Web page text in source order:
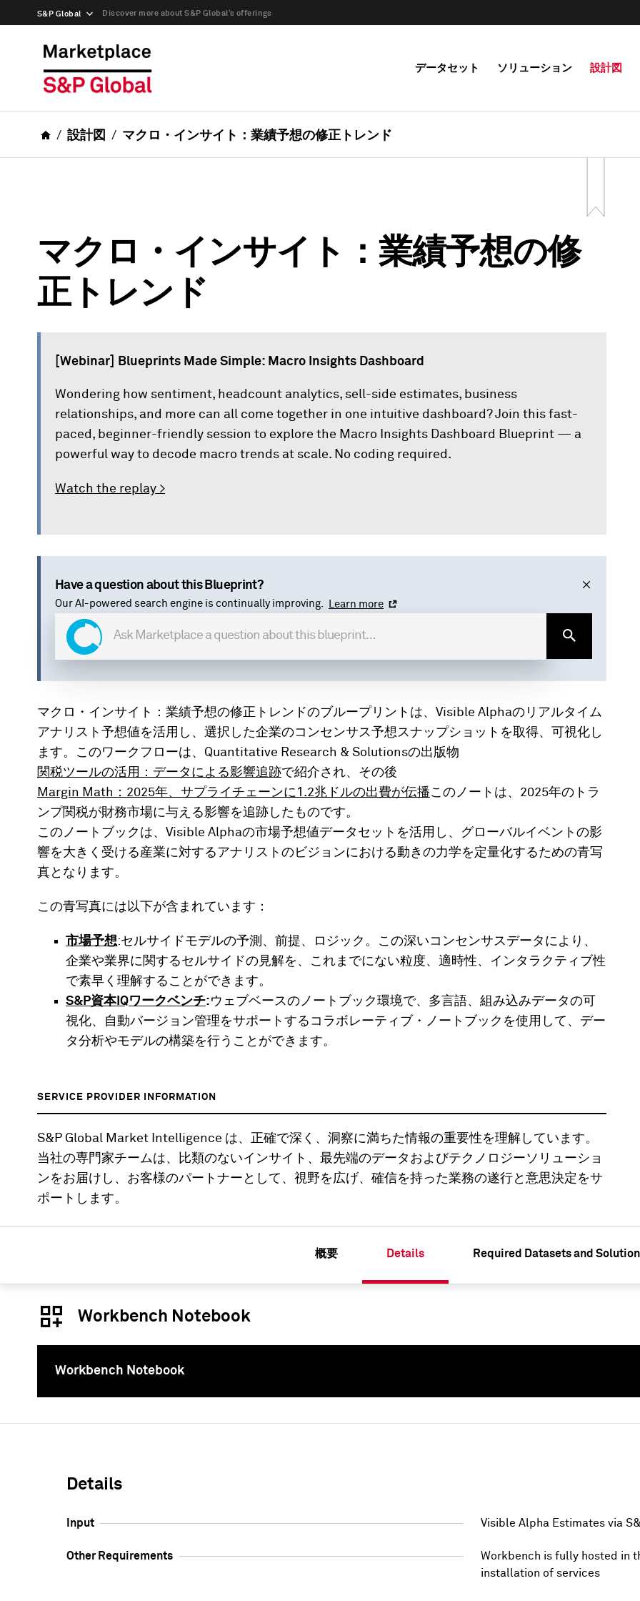
S&P Global Discover more about S&P Global’s offerings
データセット ソリューション 設計図
設計図 マクロ・インサイト：業績予想の修正トレンド
マクロ・インサイト：業績予想の修
正トレンド
[Webinar] Blueprints Made Simple: Macro Insights Dashboard
Wondering how sentiment, headcount analytics, sell-side estimates, business
relationships, and more can all come together in one intuitive dashboard? Join this fast-
paced, beginner-friendly session to explore the Macro Insights Dashboard Blueprint — a
powerful way to decode macro trends at scale. No coding required.
Watch the replay >
Have a question about this Blueprint?
Our AI-powered search engine is continually improving. Learn more
マクロ・インサイト：業績予想の修正トレンドのブループリントは、Visible Alphaのリアルタイム
アナリスト予想値を活用し、選択した企業のコンセンサス予想スナップショットを取得、可視化し
ます。このワークフローは、Quantitative Research & Solutionsの出版物
関税ツールの活用：データによる影響追跡で紹介され、その後
Margin Math：2025年、サプライチェーンに1.2兆ドルの出費が伝播このノートは、2025年のトラ
ンプ関税が財務市場に与える影響を追跡したものです。
このノートブックは、Visible Alphaの市場予想値データセットを活用し、グローバルイベントの影
響を大きく受ける産業に対するアナリストのビジョンにおける動きの力学を定量化するための青写
真となります。
この青写真には以下が含まれています：
市場予想:セルサイドモデルの予測、前提、ロジック。この深いコンセンサスデータにより、
企業や業界に関するセルサイドの見解を、これまでにない粒度、適時性、インタラクティブ性
で素早く理解することができます。
S&P資本IQワークベンチ:ウェブベースのノートブック環境で、多言語、組み込みデータの可
視化、自動バージョン管理をサポートするコラボレーティブ・ノートブックを使用して、デー
タ分析やモデルの構築を行うことができます。
SERVICE PROVIDER INFORMATION
S&P Global Market Intelligence は、正確で深く、洞察に満ちた情報の重要性を理解しています。
当社の専門家チームは、比類のないインサイト、最先端のデータおよびテクノロジーソリューショ
ンをお届けし、お客様のパートナーとして、視野を広げ、確信を持った業務の遂行と意思決定をサ
ポートします。
概要 Details Required Datasets and
Workbench Notebook
Workbench Notebook
Details
Input Visible Alpha Estimates via
Other Requirements
Workbench is fully hosted in
installation of services